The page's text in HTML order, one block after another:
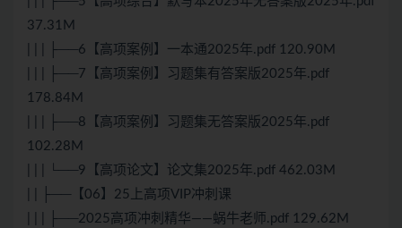
37.31M
| | | ├──6【高项案例】一本通2025年.pdf 120.90M
| | | ├──7【高项案例】习题集有答案版2025年.pdf
178.84M
| | | ├──8【高项案例】习题集无答案版2025年.pdf
102.28M
| | | └──9【高项论文】论文集2025年.pdf 462.03M
| | ├──【06】25上高项VIP冲刺课
| | | ├──2025高项冲刺精华——蜗牛老师.pdf 129.62M